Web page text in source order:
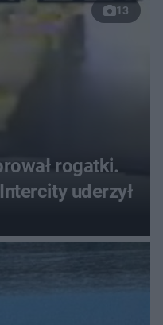
13
rogatki.
uderzył